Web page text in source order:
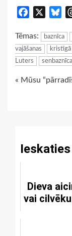
Facebook
Tēmas: baznīca
vajāšanas
kristīgā
Luters
senbaznīca
« Mūsu
Ieskaties
Dieva
vai